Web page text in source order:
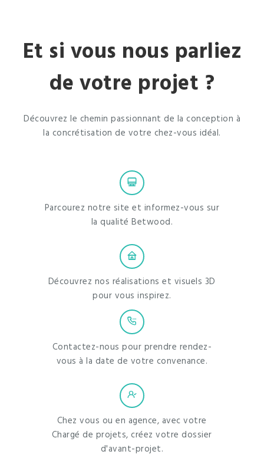
Et si vous nous parliez
de votre projet ?
Découvrez le chemin passionnant de la conception à
la concrétisation de votre chez-vous idéal.
Parcourez notre site et informez-vous sur
la qualité Betwood.
Découvrez nos réalisations et visuels 3D
pour vous inspirez.
Contactez-nous pour prendre rendez-
vous à la date de votre convenance.
Chez vous ou en agence, avec votre
Chargé de projets, créez votre dossier
d'avant-projet.